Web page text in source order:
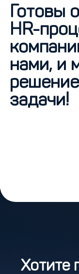
Готовы
HR-
нами, и
задачи!
Хотите